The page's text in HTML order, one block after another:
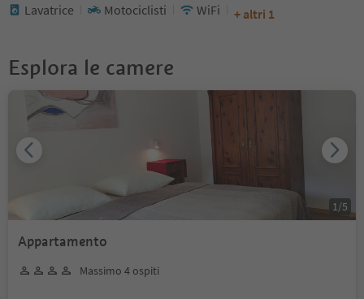
Lavatrice
Motociclisti WiFi + altri 1
Esplora le camere
Appartamento
Massimo 4 ospiti
1 /5